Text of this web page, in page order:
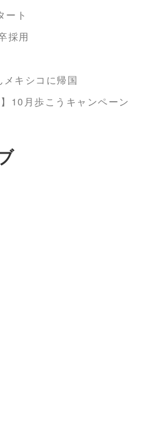
ート
採用
メキシコに帰国
10月歩こうキャンペーン